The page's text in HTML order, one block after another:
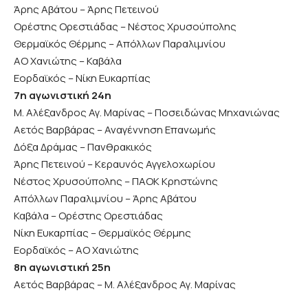
Άρης Αβάτου – Άρης Πετεινού
Ορέστης Ορεστιάδας – Νέστος Χρυσούπολης
Θερμαϊκός Θέρμης – Απόλλων Παραλιμνίου
ΑΟ Χανιώτης – Καβάλα
Εορδαϊκός – Νίκη Ευκαρπίας
7η αγωνιστική 24η
Μ. Αλέξανδρος Αγ. Μαρίνας – Ποσειδώνας Μηχανιώνας
Αετός Βαρβάρας – Αναγέννηση Επανωμής
Δόξα Δράμας – Πανθρακικός
Άρης Πετεινού – Κεραυνός Αγγελοχωρίου
Νέστος Χρυσούπολης – ΠΑΟΚ Κρηστώνης
Απόλλων Παραλιμνίου – Άρης Αβάτου
Καβάλα – Ορέστης Ορεστιάδας
Νίκη Ευκαρπίας – Θερμαϊκός Θέρμης
Εορδαϊκός – ΑΟ Χανιώτης
8η αγωνιστική 25η
Αετός Βαρβάρας – Μ. Αλέξανδρος Αγ. Μαρίνας